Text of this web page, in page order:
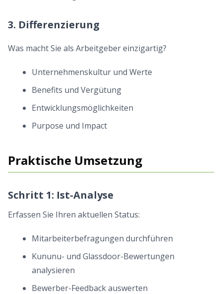
3. Differenzierung
Was macht Sie als Arbeitgeber einzigartig?
Unternehmenskultur und Werte
Benefits und Vergütung
Entwicklungsmöglichkeiten
Purpose und Impact
Praktische Umsetzung
Schritt 1: Ist-Analyse
Erfassen Sie Ihren aktuellen Status:
Mitarbeiterbefragungen durchführen
Kununu- und Glassdoor-Bewertungen
analysieren
Bewerber-Feedback auswerten